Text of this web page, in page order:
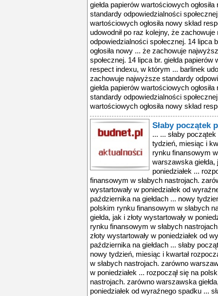
giełda papierów wartościowych
standardy odpowiedzialności
wartościowych ogłosiła nowy skład
udowodnił po raz kolejny, że
odpowiedzialności społecznej. 14 lipca
ogłosiła nowy ... że zachowuje
społecznej. 14 lipca br. giełda papierów
respect indexu, w którym ... barlinek
zachowuje najwyższe standardy
giełda papierów wartościowych
standardy odpowiedzialności
wartościowych ogłosiła nowy skład
Słaby początek
... ... słaby
tydzień, miesiąc i
rynku finansowym
warszawska giełda,
poniedziałek ...
finansowym w słabych nastrojach.
wystartowały w poniedziałek od
października na giełdach ... nowy
polskim rynku finansowym w słabych
giełda, jak i złoty wystartowały w
rynku finansowym w słabych
złoty wystartowały w poniedziałek od
października na giełdach ... słaby
nowy tydzień, miesiąc i kwartał
w słabych nastrojach. zarówno
w poniedziałek ... rozpoczął się na
nastrojach. zarówno warszawska
poniedziałek od wyraźnego spadku ...